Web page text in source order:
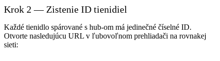
Krok 2 — Zistenie ID tienidiel
Každé tienidlo spárované s hub-om má jedinečné číselné ID.
Otvorte nasledujúcu URL v ľubovoľnom prehliadači na rovnakej
sieti: